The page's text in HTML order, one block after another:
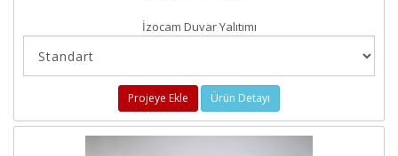
İzocam Duvar Yalıtımı
Projeye Ekle Ürün Detayı